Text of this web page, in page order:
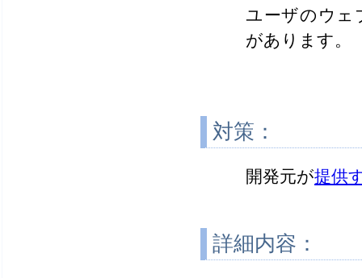
ユーザのウェ
があります。
対策：
開発元が提供
詳細内容：